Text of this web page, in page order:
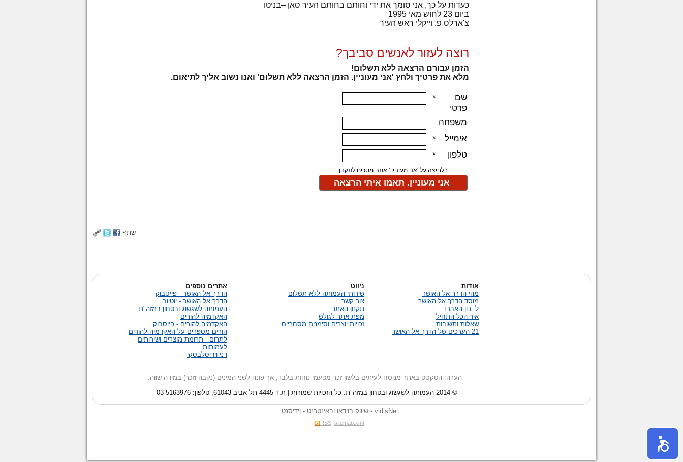
כעדות על כך, אני סומך את ידי וחותם בחותם העיר סאן –בניטו
ביום 23 לחוש מאי 1995
צ'ארלס פ. וייקלי ראש העיר
רוצה לעזור לאנשים סביבך?
הזמן עבורם הרצאה ללא תשלום!
מלא את פרטיך ולחץ 'אני מעוניין. הזמן הרצאה ללא תשלום' ואנו נשוב אליך לתיאום.
שתף
אודות
מהי הדרך אל האושר
מוסד הדרך אל האושר
ל. רון האברד
איך הכל התחיל
שאלות ותשובות
21 הערכים של הדרך אל האושר
ניווט
שירותי העמותה ללא תשלום
צור קשר
תקנון האתר
מפת אתר לגולש
זכויות יוצרים וסימנים מסחריים
אתרים נוספים
הדרך אל האושר - פייסבוק
הדרך אל האושר - יוטיוב
העמותה לשגשוג ובטחון במזה"ת
האקדמיה להורים
האקדמיה להורים - פייסבוק
הורים מספרים על האקדמיה להורים
לתרום - תרומת מוצרים ושירותים
לעמותות
דני וידיסלבסקי
הערה: הטקסט באתר מנוסח לעיתים בלשון זכר מטעמי נוחות בלבד, אך פונה לשני המינים (נקבה וזכר) במידה שווה.
© 2014 העמותה לשגשוג ובטחון במזה"ת. כל הזכויות שמורות | ת.ד 4445 תל-אביב 61043, טלפון: 03-5163976
vidis Net - שיווק בוידאו ובאינטרנט - וידיסנט
RSS sitemap.xml